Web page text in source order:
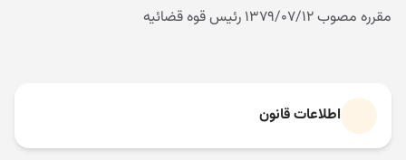
مقرره مصوب ۱۳۷۹/۰۷/۱۲ رئیس قوه قضائیه
اطلاعات قانون